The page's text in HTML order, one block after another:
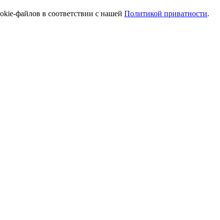
файлов в соответствии с нашей Политикой приватности.